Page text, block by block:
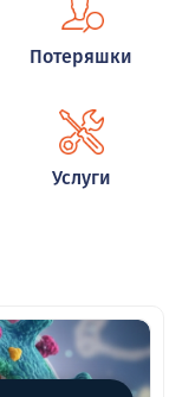
Потеряшки
Услуги